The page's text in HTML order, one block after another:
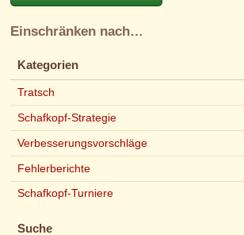
Einschränken nach…
Kategorien
Tratsch
Schafkopf-Strategie
Verbesserungsvorschläge
Fehlerberichte
Schafkopf-Turniere
Suche